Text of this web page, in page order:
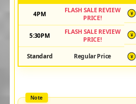
4PM
FLASH SALE REVIEW
PRICE!
¥
5:30PM
FLASH SALE REVIEW
PRICE!
¥
Standard Regular Price ¥